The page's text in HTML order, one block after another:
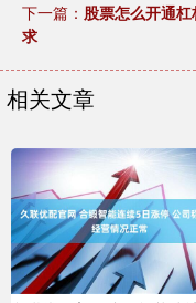
下一篇： 股票怎么开通
求
相关文章